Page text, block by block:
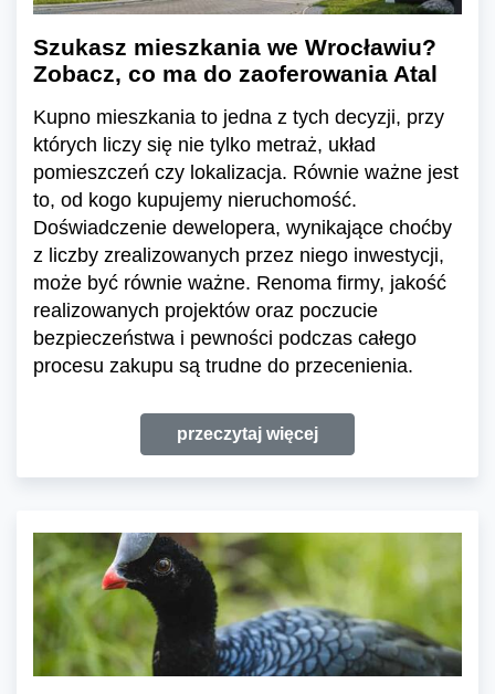
Szukasz mieszkania we Wrocławiu?
Zobacz, co ma do zaoferowania Atal
Kupno mieszkania to jedna z tych decyzji, przy
których liczy się nie tylko metraż, układ
pomieszczeń czy lokalizacja. Równie ważne jest
to, od kogo kupujemy nieruchomość.
Doświadczenie dewelopera, wynikające choćby
z liczby zrealizowanych przez niego inwestycji,
może być równie ważne. Renoma firmy, jakość
realizowanych projektów oraz poczucie
bezpieczeństwa i pewności podczas całego
procesu zakupu są trudne do przecenienia.
przeczytaj więcej